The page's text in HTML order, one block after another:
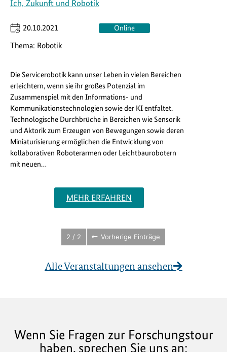
Ich, Zukunft und Robotik
20.10.2021 Online
Thema: Robotik
Die Servicerobotik kann unser Leben in vielen Bereichen
erleichtern, wenn sie ihr großes Potenzial im
Zusammenspiel mit den Informations- und
Kommunikationstechnologien sowie der KI entfaltet.
Technologische Durchbrüche in Bereichen wie Sensorik
und Aktorik zum Erzeugen von Bewegungen sowie deren
Miniaturisierung ermöglichen die Entwicklung von
kollaborativen Roboterarmen oder Leichtbaurobotern
mit neuen…
MEHR ERFAHREN
2 / 2 Vorherige Einträge
Alle Veranstaltungen ansehen
Wenn Sie Fragen zur Forschungstour
haben, sprechen Sie uns an: